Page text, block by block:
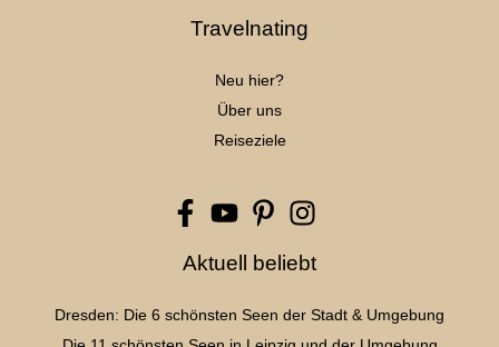
Travelnating
Neu hier?
Über uns
Reiseziele
Aktuell beliebt
Dresden: Die 6 schönsten Seen der Stadt & Umgebung